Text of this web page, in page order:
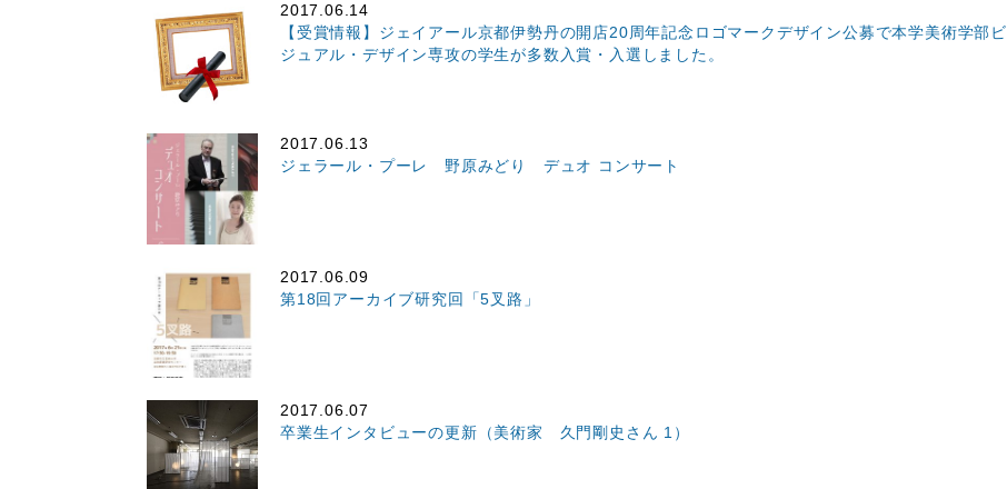
2017.06.14
【受賞情報】ジェイアール京都伊勢丹の開店20周年記念ロゴマークデザイン公募で本学美術学部ビ
ジュアル・デザイン専攻の学生が多数入賞・入選しました。
2017.06.13
ジェラール・プーレ 野原みどり デュオ コンサート
2017.06.09
第18回アーカイブ研究回「5叉路」
2017.06.07
卒業生インタビューの更新（美術家 久門剛史さん 1）